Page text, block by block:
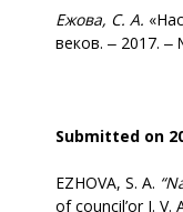
Ежова, С. А.
веков. ‒ 2017. ‒
Submitted on
EZHOVA, S. A.
of council’or I. V.